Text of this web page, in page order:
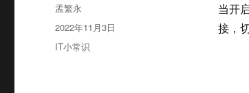
当开
接，
作
者
孟繁永
发
布
2022年11月3日
分
IT小常识